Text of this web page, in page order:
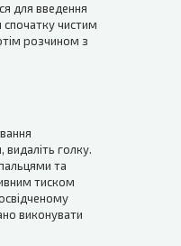
для введення
чистим
розчином з
видаліть голку.
та
тиском
виконувати